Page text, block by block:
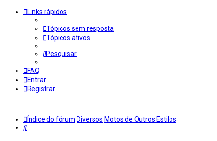
Links rápidos
Tópicos sem resposta
Tópicos ativos
Pesquisar
FAQ
Entrar
Registrar
Índice do fórum Diversos Motos de Outros Estilos
Pesquisar